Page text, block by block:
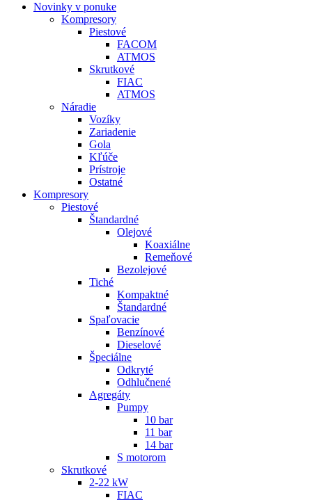
Novinky v ponuke
Kompresory
Piestové
FACOM
ATMOS
Skrutkové
FIAC
ATMOS
Náradie
Vozíky
Zariadenie
Gola
Kľúče
Prístroje
Ostatné
Kompresory
Piestové
Štandardné
Olejové
Koaxiálne
Remeňové
Bezolejové
Tiché
Kompaktné
Štandardné
Spaľovacie
Benzínové
Dieselové
Špeciálne
Odkryté
Odhlučnené
Agregáty
Pumpy
10 bar
11 bar
14 bar
S motorom
Skrutkové
2-22 kW
FIAC